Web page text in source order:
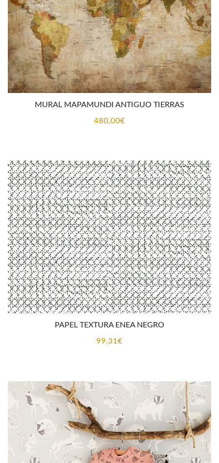
MURAL MAPAMUNDI ANTIGUO TIERRAS
480,00€
PAPEL TEXTURA ENEA NEGRO
99,31€